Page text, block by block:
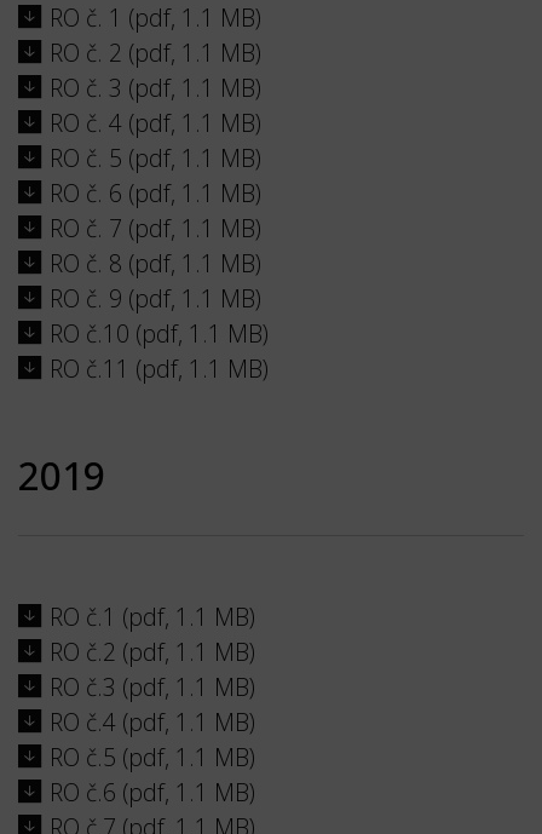
RO č. 1 (pdf, 1.1 MB)
RO č. 2 (pdf, 1.1 MB)
RO č. 3 (pdf, 1.1 MB)
RO č. 4 (pdf, 1.1 MB)
RO č. 5 (pdf, 1.1 MB)
RO č. 6 (pdf, 1.1 MB)
RO č. 7 (pdf, 1.1 MB)
RO č. 8 (pdf, 1.1 MB)
RO č. 9 (pdf, 1.1 MB)
RO č.10 (pdf, 1.1 MB)
RO č.11 (pdf, 1.1 MB)
2019
RO č.1 (pdf, 1.1 MB)
RO č.2 (pdf, 1.1 MB)
RO č.3 (pdf, 1.1 MB)
RO č.4 (pdf, 1.1 MB)
RO č.5 (pdf, 1.1 MB)
RO č.6 (pdf, 1.1 MB)